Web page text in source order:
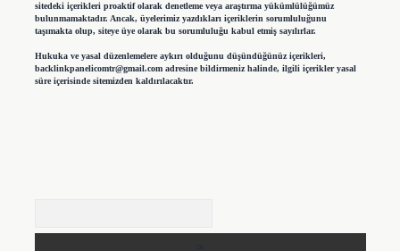
sitedeki içerikleri proaktif olarak denetleme veya araştırma yükümlülüğümüz
bulunmamaktadır. Ancak, üyelerimiz yazdıkları içeriklerin sorumluluğunu
taşımakta olup, siteye üye olarak bu sorumluluğu kabul etmiş sayılırlar.
Hukuka ve yasal düzenlemelere aykırı olduğunu düşündüğünüz içerikleri,
backlinkpanelicomtr@gmail.comadresine bildirmeniz halinde, ilgili içerikler yasal
süre içerisinde sitemizden kaldırılacaktır.